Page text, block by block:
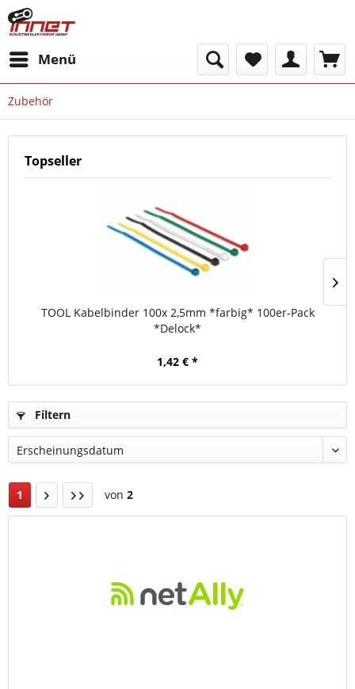
Menü
Zubehör
Topseller
TOOL Kabelbinder 100x 2,5mm *farbig* 100er-Pack
*Delock*
1,42 € *
Filtern
1 von 2